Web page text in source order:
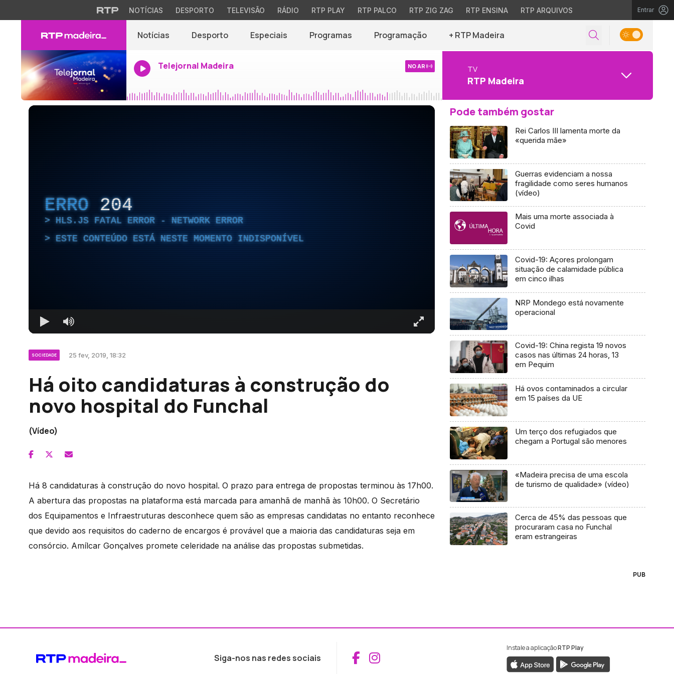
NOTÍCIAS DESPORTO TELEVISÃO RÁDIO RTP PLAY RTP PALCO RTP ZIG ZAG RTP ENSINA RTP ARQUIVOS Entrar
Notícias Desporto Especiais Programas Programação + RTP Madeira
Telejornal Madeira NO AR TV
RTP Madeira
ERRO 204
HLS.JS FATAL ERROR - NETWORK ERROR
ESTE CONTEÚDO ESTÁ NESTE MOMENTO INDISPONÍVEL
SOCIEDADE 25 fev, 2019, 18:32
Há oito candidaturas à construção do
novo hospital do Funchal
(Vídeo)
Há 8 candidaturas à construção do novo hospital. O prazo para entrega de propostas terminou às 17h00.
A abertura das propostas na plataforma está marcada para amanhã de manhã às 10h00. O Secretário
dos Equipamentos e Infraestruturas desconhece quem são as empresas candidatas no entanto reconhece
que devido aos requisitos do caderno de encargos é provável que a maioria das candidaturas seja em
consórcio. Amílcar Gonçalves promete celeridade na análise das propostas submetidas.
Pode também gostar
Rei Carlos III lamenta morte da
«querida mãe»
Guerras evidenciam a nossa
fragilidade como seres humanos
(vídeo)
Mais uma morte associada à
Covid
Covid-19: Açores prolongam
situação de calamidade pública
em cinco ilhas
NRP Mondego está novamente
operacional
Covid-19: China regista 19 novos
casos nas últimas 24 horas, 13
em Pequim
Há ovos contaminados a circular
em 15 países da UE
Um terço dos refugiados que
chegam a Portugal são menores
«Madeira precisa de uma escola
de turismo de qualidade» (vídeo)
Cerca de 45% das pessoas que
procuraram casa no Funchal
eram estrangeiras
PUB
Siga-nos nas redes sociais Aceder ao Facebook da RTP Madeira
Aceder ao Instagram da RTP Madeira
Instale a aplicaçãoRTP Play